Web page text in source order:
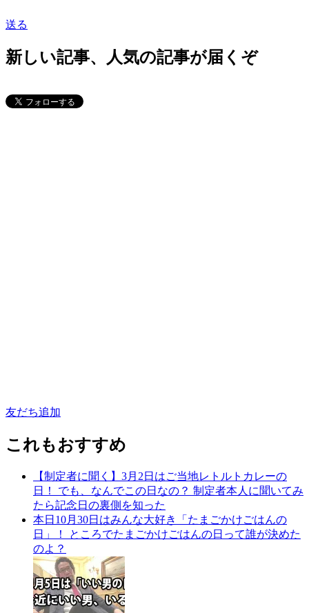
送る
新しい記事、人気の記事が届くぞ
友だち追加
これもおすすめ
【制定者に聞く】3月2日はご当地レトルトカレーの
日！ でも、なんでこの日なの？ 制定者本人に聞いてみ
たら記念日の裏側を知った
本日10月30日はみんな大好き「たまごかけごはんの
日」！ ところでたまごかけごはんの日って誰が決めた
のよ？